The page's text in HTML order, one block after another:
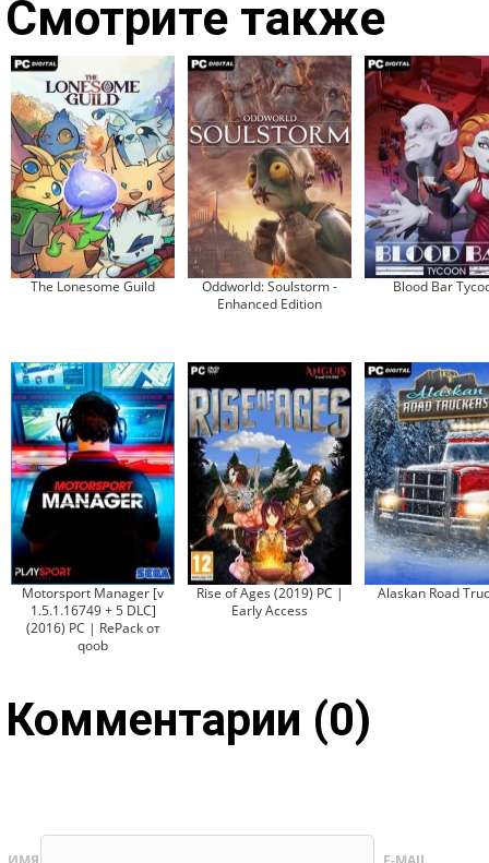
Смотрите также
The Lonesome Guild
Oddworld: Soulstorm -
Enhanced Edition
Blood Bar
Motorsport Manager [v
1.5.1.16749 + 5 DLC]
(2016) PC | RePack от
qoob
Rise of Ages (2019) PC |
Early Access
Alaskan Road
Комментарии (0)